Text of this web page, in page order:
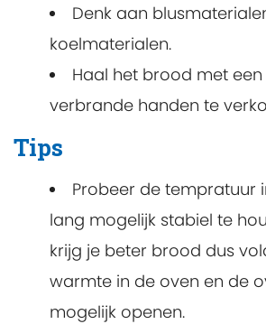
Denk aan
koelmaterialen.
Haal het brood met
verbrande handen te
Tips
Probeer de tempratuur
lang mogelijk stabiel te
krijg je beter brood dus
warmte in de oven en de
mogelijk openen.